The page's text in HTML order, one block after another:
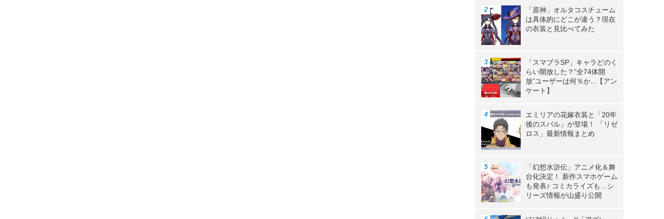
「原神」オルタコスチューム
は具体的にどこが違う？現在
の衣装と見比べてみた
「スマブラSP」キャラどのく
らい開放した？“全74体開
放”ユーザーは何％か...【アン
ケート】
エミリアの花嫁衣装と「20年
後のスバル」が登場！ 「リゼ
ロス」最新情報まとめ
「幻想水滸伝」アニメ化＆舞
台化決定！ 新作スマホゲーム
も発表♪ コミカライズも…シ
リーズ情報が山盛り公開